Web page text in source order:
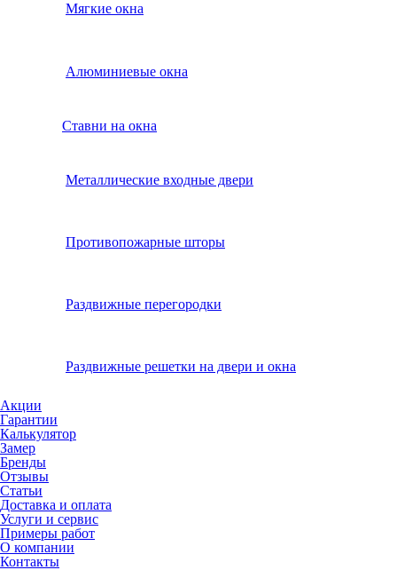
Мягкие окна
Алюминиевые окна
Ставни на окна
Металлические входные двери
Противопожарные шторы
Раздвижные перегородки
Раздвижные решетки на двери и окна
Акции
Гарантии
Калькулятор
Замер
Бренды
Отзывы
Статьи
Доставка и оплата
Услуги и сервис
Примеры работ
О компании
Контакты